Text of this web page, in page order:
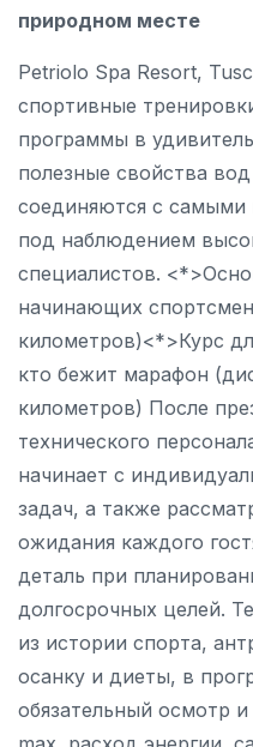
природном месте
Petriolo Spa Resort,
спортивные
программы в
полезные свойства
соединяются с самыми
под наблюдением
специалистов.
начинающих
километров)<*>Курс
кто бежит марафон
километров) После
технического
начинает с
задач, а также
ожидания каждого
деталь при
долгосрочных целей.
из истории спорта,
осанку и диеты, в
обязательный осмотр